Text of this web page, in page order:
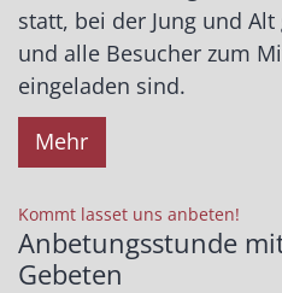
statt, bei der Jung und
und alle Besucher zum
eingeladen sind.
Mehr
Kommt lasset uns anbeten!
Anbetungsstunde
Gebeten